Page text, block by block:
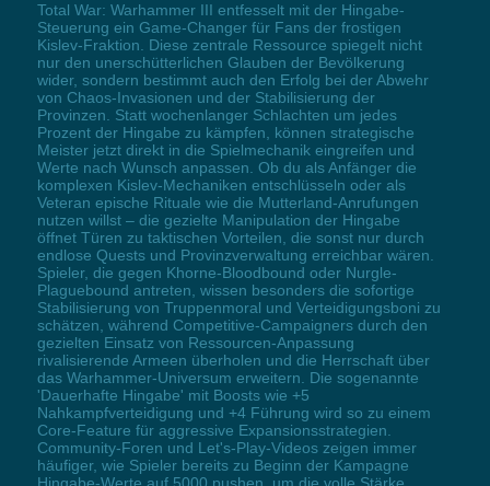
Total War: Warhammer III entfesselt mit der Hingabe-
Steuerung ein Game-Changer für Fans der frostigen
Kislev-Fraktion. Diese zentrale Ressource spiegelt nicht
nur den unerschütterlichen Glauben der Bevölkerung
wider, sondern bestimmt auch den Erfolg bei der Abwehr
von Chaos-Invasionen und der Stabilisierung der
Provinzen. Statt wochenlanger Schlachten um jedes
Prozent der Hingabe zu kämpfen, können strategische
Meister jetzt direkt in die Spielmechanik eingreifen und
Werte nach Wunsch anpassen. Ob du als Anfänger die
komplexen Kislev-Mechaniken entschlüsseln oder als
Veteran epische Rituale wie die Mutterland-Anrufungen
nutzen willst – die gezielte Manipulation der Hingabe
öffnet Türen zu taktischen Vorteilen, die sonst nur durch
endlose Quests und Provinzverwaltung erreichbar wären.
Spieler, die gegen Khorne-Bloodbound oder Nurgle-
Plaguebound antreten, wissen besonders die sofortige
Stabilisierung von Truppenmoral und Verteidigungsboni zu
schätzen, während Competitive-Campaigners durch den
gezielten Einsatz von Ressourcen-Anpassung
rivalisierende Armeen überholen und die Herrschaft über
das Warhammer-Universum erweitern. Die sogenannte
'Dauerhafte Hingabe' mit Boosts wie +5
Nahkampfverteidigung und +4 Führung wird so zu einem
Core-Feature für aggressive Expansionsstrategien.
Community-Foren und Let's-Play-Videos zeigen immer
häufiger, wie Spieler bereits zu Beginn der Kampagne